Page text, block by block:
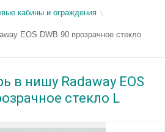
кабины и ограждения
EOS DWB 90 прозрачное стекло
в нишу Radaway EOS
стекло L